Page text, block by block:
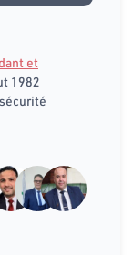
et
1982